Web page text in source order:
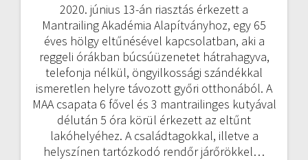
2020. június 13-án riasztás érkezett a
Mantrailing Akadémia Alapítványhoz, egy 65
éves hölgy eltűnésével kapcsolatban, aki a
reggeli órákban búcsúüzenetet hátrahagyva,
telefonja nélkül, öngyilkossági szándékkal
ismeretlen helyre távozott győri otthonából. A
MAA csapata 6 fővel és 3 mantrailinges kutyával
délután 5 óra körül érkezett az eltűnt
lakóhelyéhez. A családtagokkal, illetve a
helyszínen tartózkodó rendőr járőrökkel…